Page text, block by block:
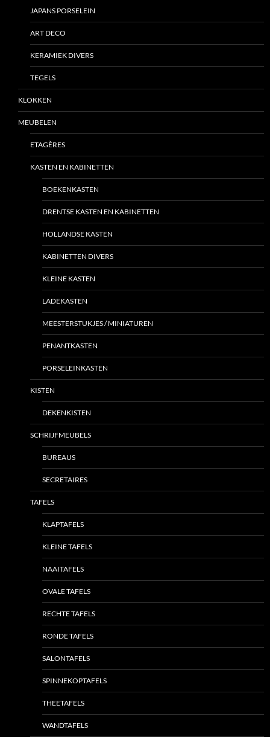
JAPANS PORSELEIN
ART DECO
KERAMIEK DIVERS
TEGELS
KLOKKEN
MEUBELEN
ETAGÈRES
KASTEN EN KABINETTEN
BOEKENKASTEN
DRENTSE KASTEN EN KABINETTEN
HOLLANDSE KASTEN
KABINETTEN DIVERS
KLEINE KASTEN
LADEKASTEN
MEESTERSTUKJES / MINIATUREN
PENANTKASTEN
PORSELEINKASTEN
KISTEN
DEKENKISTEN
SCHRIJFMEUBELS
BUREAUS
SECRETAIRES
TAFELS
KLAPTAFELS
KLEINE TAFELS
NAAITAFELS
OVALE TAFELS
RECHTE TAFELS
RONDE TAFELS
SALONTAFELS
SPINNEKOPTAFELS
THEETAFELS
WANDTAFELS